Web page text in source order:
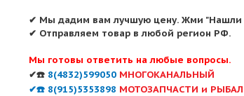
✔ Мы дадим вам лучшую цену. Жми "Нашли
✔ Отправляем товар в любой регион РФ.
Мы готовы ответить на любые вопросы.
✔☎️ 8(4832)599050 МНОГОКАНАЛЬНЫЙ
✔☎️ 8(915)5353898 МОТОЗАПЧАСТИ и